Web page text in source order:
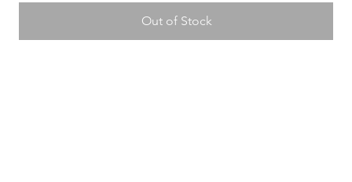
Out of Stock